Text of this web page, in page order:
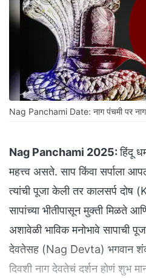
Nag Panchami Date: नाग पंचमी पर नाग
Nag Panchami 2025:हिंदू
महत्त्व असते. साप किंवा सर्पाला
त्यांची पूजा केली तर कालसर्प दोष
सापांच्या भीतीपासून मुक्ती मिळते
अशावेळी भाविक मनोभावे सापाची
देवतेसह (Nag Devta) भगवान
दिवशी नाग देवतेचं दर्शन होणं शुभ